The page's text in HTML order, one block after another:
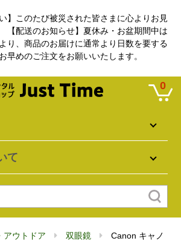
】このたび被災された皆さまに心よりお見
配送のお知らせ】夏休み・お盆期間中は
り、商品のお届けに通常より日数を要する
早めのご注文をお願いいたします。
て
0
アウトドア 双眼鏡
Canon キャノ